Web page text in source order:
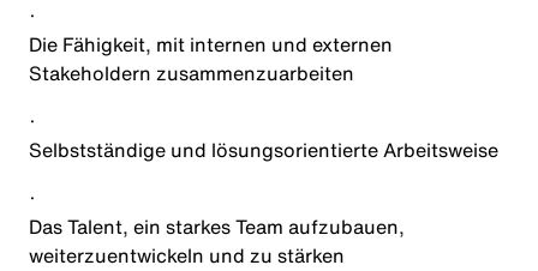
·
Die Fähigkeit, mit internen und externen
Stakeholdern zusammenzuarbeiten
·
Selbstständige und lösungsorientierte Arbeitsweise
·
Das Talent, ein starkes Team aufzubauen,
weiterzuentwickeln und zu stärken